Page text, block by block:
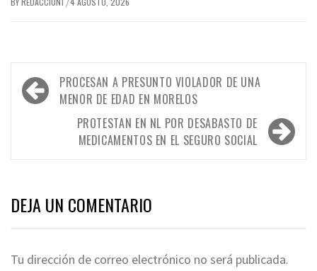
/
Navegación
de
entradas
PROCESAN A PRESUNTO VIOLADOR DE UNA
MENOR DE EDAD EN MORELOS
PROTESTAN EN NL POR DESABASTO DE
MEDICAMENTOS EN EL SEGURO SOCIAL
DEJA UN COMENTARIO
Tu dirección de correo electrónico no será publicada.